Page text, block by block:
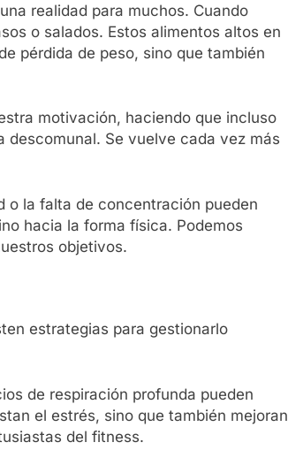
realidad para muchos. Cuando
o salados. Estos alimentos altos en
pérdida de peso, sino que también
motivación, haciendo que incluso
descomunal. Se vuelve cada vez más
o la falta de concentración pueden
hacia la forma física. Podemos
objetivos.
estrategias para gestionarlo
de respiración profunda pueden
el estrés, sino que también mejoran
del fitness.